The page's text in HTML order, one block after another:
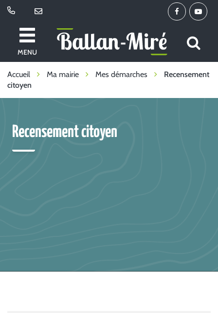
Lien
compte
Lien
chaîne
MENU
Ballan-
à
la
Accueil Ma mairie Mes démarches
Recensement
citoyen
Recensement citoyen